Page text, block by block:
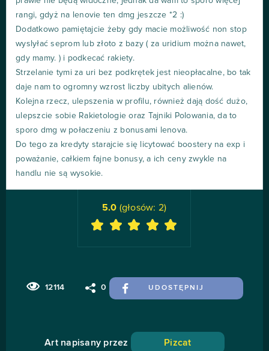
rangi, gdyż na lenovie ten dmg jeszcze *2 :)
Dodatkowo pamiętajcie żeby gdy macie możliwość non stop
wyslyłać seprom lub złoto z bazy ( za uridium można nawet,
gdy mamy. ) i podkecać rakiety.
Strzelanie tymi za uri bez podkrętek jest nieopłacalne, bo tak
daje nam to ogromny wzrost liczby ubitych alienów.
Kolejna rzecz, ulepszenia w profilu, również dają dość dużo,
ulepszcie sobie Rakietologie oraz Tajniki Polowania, da to
sporo dmg w połaczeniu z bonusami lenova.
Do tego za kredyty starajcie się licytować boostery na exp i
poważanie, całkiem fajne bonusy, a ich ceny zwykle na
handlu nie są wysokie.
12114 0 UDOSTĘPNIJ
5.0 (głosów: 2)
Art napisany przez Pizcat